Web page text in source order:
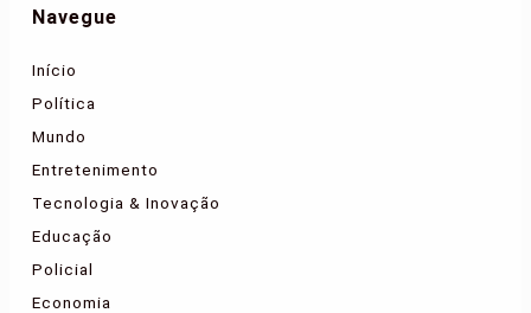
Navegue
Início
Política
Mundo
Entretenimento
Tecnologia & Inovação
Educação
Policial
Economia